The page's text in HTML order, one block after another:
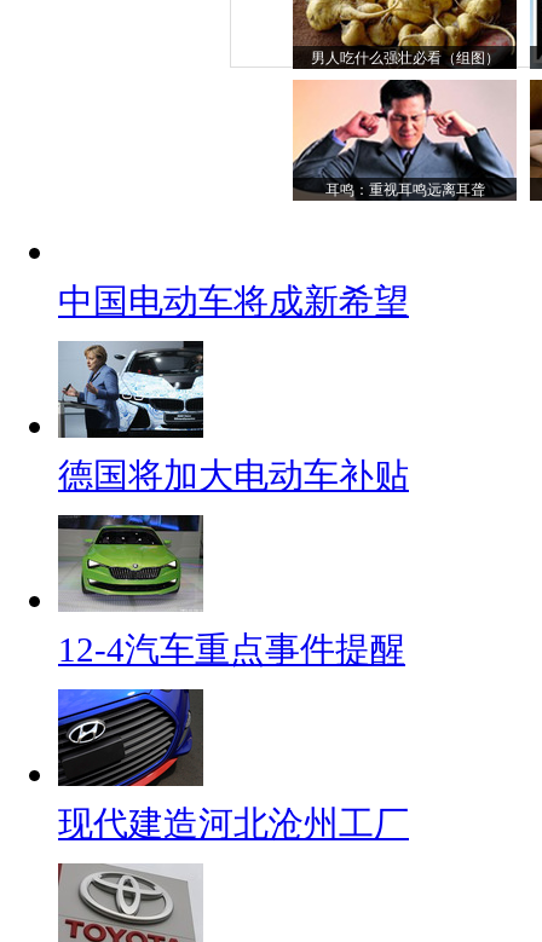
男人吃什么强壮必看（组图）
耳鸣：重视耳鸣远离耳聋
中国电动车将成新希望
德国将加大电动车补贴
12-4汽车重点事件提醒
现代建造河北沧州工厂